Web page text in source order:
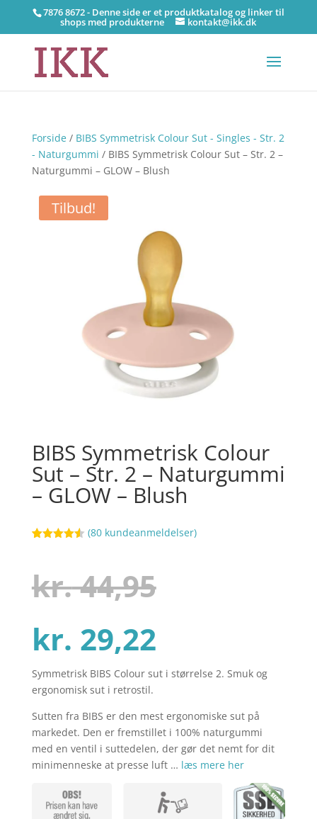
7876 8672 - Denne side er et produktkatalog og linker til
shops med produkterne kontakt@ikk.dk
Forside/ BIBS Symmetrisk Colour Sut - Singles - Str. 2
- Naturgummi / BIBS Symmetrisk Colour Sut – Str. 2 –
Naturgummi – GLOW – Blush
Tilbud!
BIBS Symmetrisk Colour
Sut – Str. 2 – Naturgummi
– GLOW – Blush
baseret
på
kundebedø
(80 kundeanmeldelser)
kr.44,95
pris
var:
kr. 44,95.
kr. 29,22Den
aktuelle
pris
er:
Symmetrisk BIBS Colour sut i størrelse 2. Smuk og
ergonomisk sut i retrostil.
Sutten fra BIBS er den mest ergonomiske sut på
markedet. Den er fremstillet i 100% naturgummi
med en ventil i suttedelen, der gør det nemt for dit
minimenneske at presse luft … læs mere her